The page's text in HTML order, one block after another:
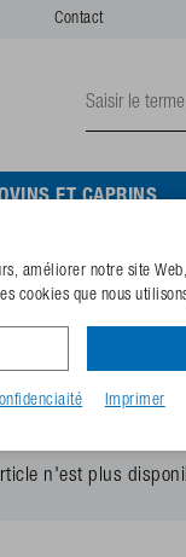
Contact
ET CAPRINS
support
GTIN
n'est plus
améliorer notre site
cookies que nous
Imprimer